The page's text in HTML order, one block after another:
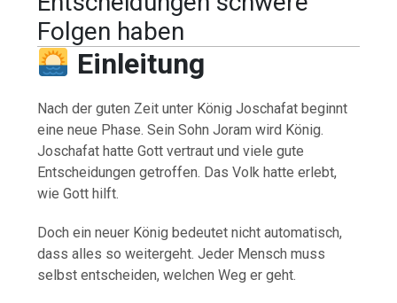
Folgen haben
Einleitung
Nach der guten Zeit unter König Joschafat beginnt
eine neue Phase. Sein Sohn Joram wird König.
Joschafat hatte Gott vertraut und viele gute
Entscheidungen getroffen. Das Volk hatte erlebt,
wie Gott hilft.
Doch ein neuer König bedeutet nicht automatisch,
dass alles so weitergeht. Jeder Mensch muss
selbst entscheiden, welchen Weg er geht.